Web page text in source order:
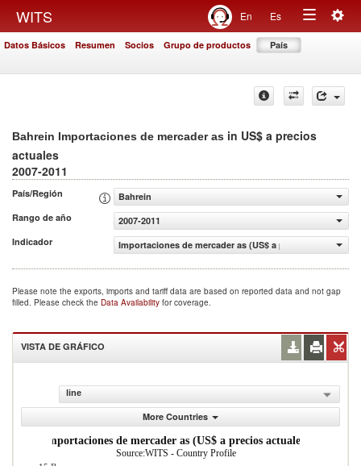
WITS En Es
Toggle
Datos Básicos Resumen Socios Grupo de productos País
Bahrein Importaciones de mercader as in US$ a precios
actuales
2007-2011
País/Región
Bahrein
Rango de año
2007-2011
Indicador
Importaciones de mercader as (US$ a precios actuales)
Please note the exports, imports and tariff data are based on reported data and not gap
filled. Please check the Data Availability for coverage.
VISTA DE GRÁFICO
line
More Countries
Importaciones de mercader as (US$ a precios actuales)
Source:WITS - Country Profile